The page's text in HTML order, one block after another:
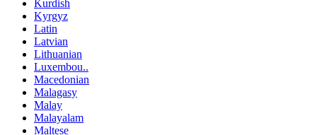
Kurdish
Kyrgyz
Latin
Latvian
Lithuanian
Luxembou..
Macedonian
Malagasy
Malay
Malayalam
Maltese